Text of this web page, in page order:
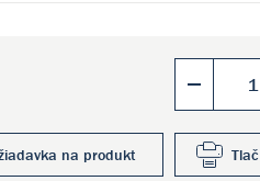
na produkt